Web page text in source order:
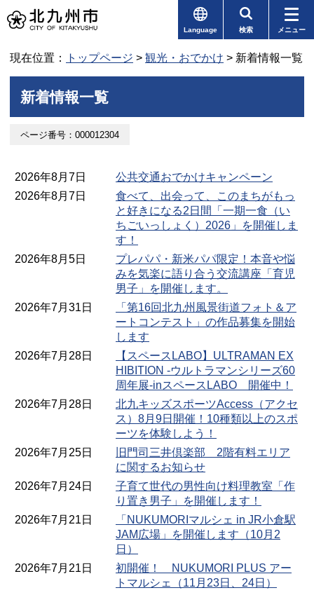
Language 検索 メニュー
現在位置： トップページ > 観光・おでかけ > 新着情報一覧
新着情報一覧
ページ番号：000012304
2026年8月7日
公共交通おでかけキャンペーン
2026年8月7日
食べて、出会って、このまちがもっ
と好きになる2日間「一期一食（い
ちごいっしょく）2026」を開催しま
す！
2026年8月5日
プレパパ・新米パパ限定！本音や悩
みを気楽に語り合う交流講座「育児
男子」を開催します。
2026年7月31日
「第16回北九州風景街道フォト＆ア
ートコンテスト」の作品募集を開始
します
2026年7月28日
【スペースLABO】ULTRAMAN EX
HIBITION -ウルトラマンシリーズ60
周年展-inスペースLABO 開催中！
2026年7月28日
北九キッズスポーツAccess（アクセ
ス）8月9日開催！10種類以上のスポ
ーツを体験しよう！
2026年7月25日
旧門司三井倶楽部 2階有料エリア
に関するお知らせ
2026年7月24日
子育て世代の男性向け料理教室「作
り置き男子」を開催します！
2026年7月21日
「NUKUMORIマルシェ in JR小倉駅
JAM広場」を開催します（10月2
日）
2026年7月21日
初開催！ NUKUMORI PLUS アー
トマルシェ（11月23日、24日）